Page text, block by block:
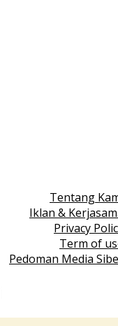
Tentang
Iklan &
Privacy
Term of
Pedoman Media